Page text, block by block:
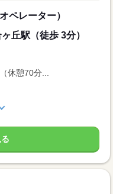
ペレーター）
丘駅（徒歩 3分）
休憩70分...